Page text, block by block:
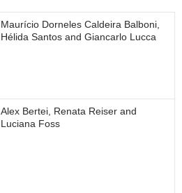
Maurício Dorneles Caldeira Balboni,
Hélida Santos and Giancarlo Lucca
Alex Bertei, Renata Reiser and
Luciana Foss